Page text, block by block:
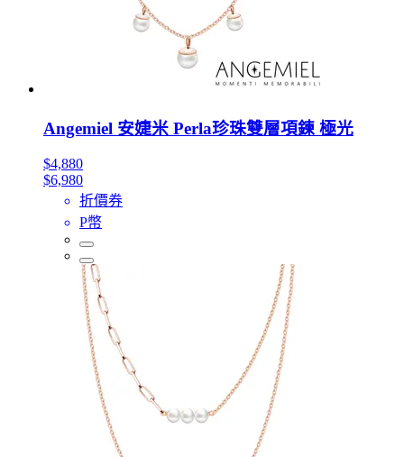
Angemiel 安婕米 Perla珍珠雙層項鍊 極光
$4,880
$6,980
折價券
P幣